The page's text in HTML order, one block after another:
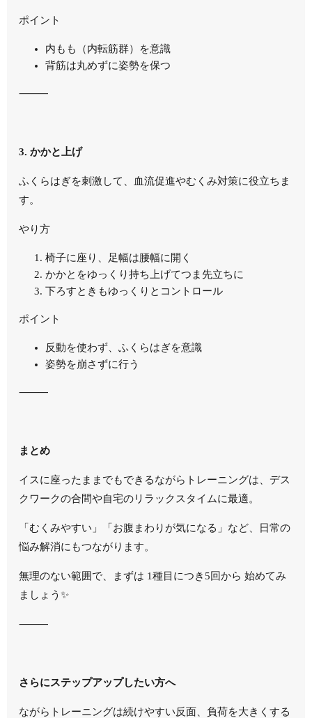
ポイント
内もも（内転筋群）を意識
背筋は丸めずに姿勢を保つ
⸻
3. かかと上げ
ふくらはぎを刺激して、血流促進やむくみ対策に役立ちま
す。
やり方
椅子に座り、足幅は腰幅に開く
かかとをゆっくり持ち上げてつま先立ちに
下ろすときもゆっくりとコントロール
ポイント
反動を使わず、ふくらはぎを意識
姿勢を崩さずに行う
⸻
まとめ
イスに座ったままでもできるながらトレーニングは、デス
クワークの合間や自宅のリラックスタイムに最適。
「むくみやすい」「お腹まわりが気になる」など、日常の
悩み解消にもつながります。
無理のない範囲で、まずは 1種目につき5回から 始めてみ
ましょう✨
⸻
さらにステップアップしたい方へ
ながらトレーニングは続けやすい反面、負荷を大きくする